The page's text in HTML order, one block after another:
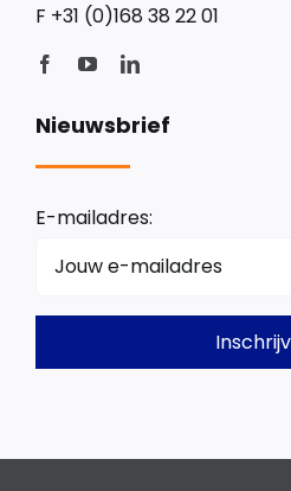
F +31 (0)168 38 22 01
Nieuwsbrief
E-mailadres: